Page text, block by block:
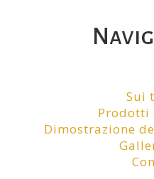
Sui
Prodotti
Dimostrazione